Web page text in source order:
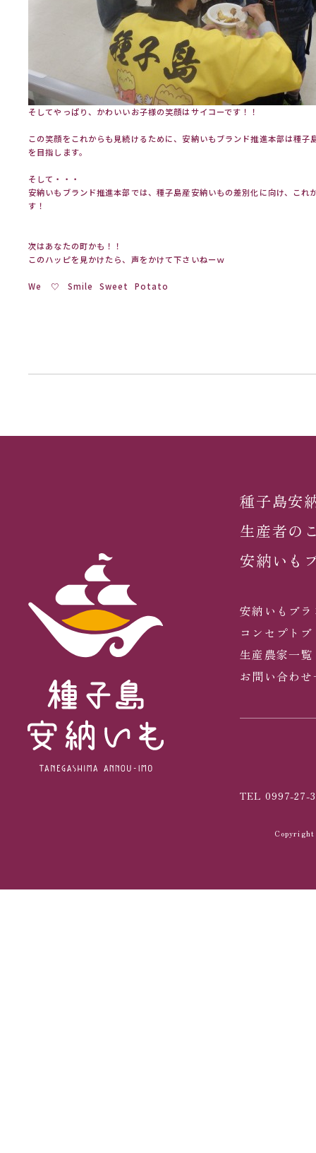
そしてやっぱり、かわいいお子様の笑顔はサイコーです！！
この笑顔をこれからも見続けるために、安納いもブランド推進本部は種子
を目指します。
そして・・・
安納いもブランド推進本部では、種子島産安納いもの差別化に向け、これ
す！
次はあなたの町かも！！
このハッピを見かけたら、声をかけて下さいねーｗ
We ♡ Smile Sweet Potato
種子島安
生産者の
安納いも
安納いもブ
コンセプト
生産農家一覧
お問い合わ
TEL 0997-27-